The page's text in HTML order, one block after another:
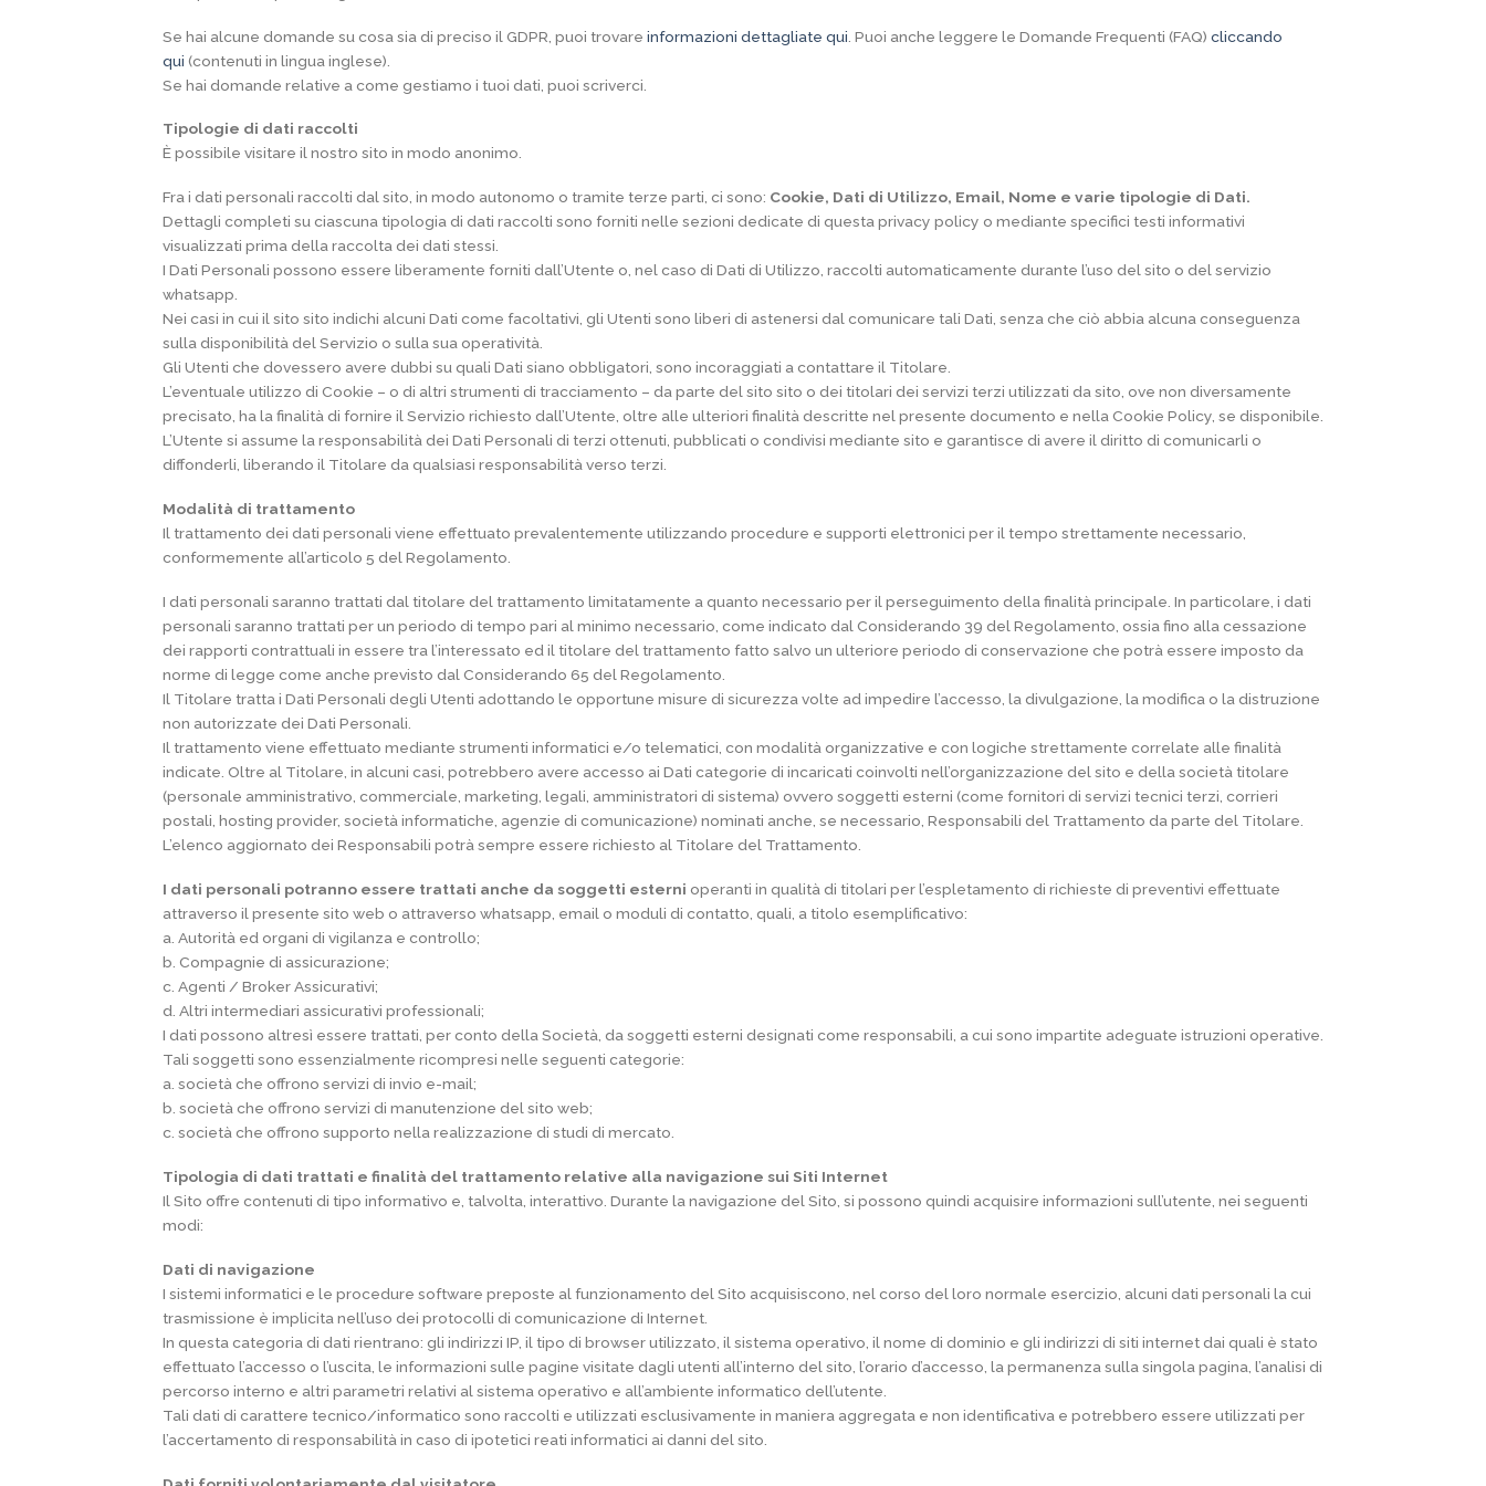
Se hai alcune domande su cosa sia di preciso il GDPR, puoi trovare informazioni dettagliate qui . Puoi anche leggere le Domande Frequenti (FAQ) cliccando
qui (contenuti in lingua inglese).
Se hai domande relative a come gestiamo i tuoi dati, puoi scriverci.
Tipologie di dati raccolti
È possibile visitare il nostro sito in modo anonimo.
Fra i dati personali raccolti dal sito, in modo autonomo o tramite terze parti, ci sono: Cookie, Dati di Utilizzo, Email, Nome e varie tipologie di Dati.
Dettagli completi su ciascuna tipologia di dati raccolti sono forniti nelle sezioni dedicate di questa privacy policy o mediante specifici testi informativi
visualizzati prima della raccolta dei dati stessi.
I Dati Personali possono essere liberamente forniti dall’Utente o, nel caso di Dati di Utilizzo, raccolti automaticamente durante l’uso del sito o del servizio
whatsapp.
Nei casi in cui il sito sito indichi alcuni Dati come facoltativi, gli Utenti sono liberi di astenersi dal comunicare tali Dati, senza che ciò abbia alcuna conseguenza
sulla disponibilità del Servizio o sulla sua operatività.
Gli Utenti che dovessero avere dubbi su quali Dati siano obbligatori, sono incoraggiati a contattare il Titolare.
L’eventuale utilizzo di Cookie – o di altri strumenti di tracciamento – da parte del sito sito o dei titolari dei servizi terzi utilizzati da sito, ove non diversamente
precisato, ha la finalità di fornire il Servizio richiesto dall’Utente, oltre alle ulteriori finalità descritte nel presente documento e nella Cookie Policy, se disponibile.
L’Utente si assume la responsabilità dei Dati Personali di terzi ottenuti, pubblicati o condivisi mediante sito e garantisce di avere il diritto di comunicarli o
diffonderli, liberando il Titolare da qualsiasi responsabilità verso terzi.
Modalità di trattamento
Il trattamento dei dati personali viene effettuato prevalentemente utilizzando procedure e supporti elettronici per il tempo strettamente necessario,
conformemente all’articolo 5 del Regolamento.
I dati personali saranno trattati dal titolare del trattamento limitatamente a quanto necessario per il perseguimento della finalità principale. In particolare, i dati
personali saranno trattati per un periodo di tempo pari al minimo necessario, come indicato dal Considerando 39 del Regolamento, ossia fino alla cessazione
dei rapporti contrattuali in essere tra l’interessato ed il titolare del trattamento fatto salvo un ulteriore periodo di conservazione che potrà essere imposto da
norme di legge come anche previsto dal Considerando 65 del Regolamento.
Il Titolare tratta i Dati Personali degli Utenti adottando le opportune misure di sicurezza volte ad impedire l’accesso, la divulgazione, la modifica o la distruzione
non autorizzate dei Dati Personali.
Il trattamento viene effettuato mediante strumenti informatici e/o telematici, con modalità organizzative e con logiche strettamente correlate alle finalità
indicate. Oltre al Titolare, in alcuni casi, potrebbero avere accesso ai Dati categorie di incaricati coinvolti nell’organizzazione del sito e della società titolare
(personale amministrativo, commerciale, marketing, legali, amministratori di sistema) ovvero soggetti esterni (come fornitori di servizi tecnici terzi, corrieri
postali, hosting provider, società informatiche, agenzie di comunicazione) nominati anche, se necessario, Responsabili del Trattamento da parte del Titolare.
L’elenco aggiornato dei Responsabili potrà sempre essere richiesto al Titolare del Trattamento.
I dati personali potranno essere trattati anche da soggetti esterni operanti in qualità di titolari per l’espletamento di richieste di preventivi effettuate
attraverso il presente sito web o attraverso whatsapp, email o moduli di contatto, quali, a titolo esemplificativo:
a. Autorità ed organi di vigilanza e controllo;
b. Compagnie di assicurazione;
c. Agenti / Broker Assicurativi;
d. Altri intermediari assicurativi professionali;
I dati possono altresì essere trattati, per conto della Società, da soggetti esterni designati come responsabili, a cui sono impartite adeguate istruzioni operative.
Tali soggetti sono essenzialmente ricompresi nelle seguenti categorie:
a. società che offrono servizi di invio e-mail;
b. società che offrono servizi di manutenzione del sito web;
c. società che offrono supporto nella realizzazione di studi di mercato.
Tipologia di dati trattati e finalità del trattamento relative alla navigazione sui Siti Internet
Il Sito offre contenuti di tipo informativo e, talvolta, interattivo. Durante la navigazione del Sito, si possono quindi acquisire informazioni sull’utente, nei seguenti
modi:
Dati di navigazione
I sistemi informatici e le procedure software preposte al funzionamento del Sito acquisiscono, nel corso del loro normale esercizio, alcuni dati personali la cui
trasmissione è implicita nell’uso dei protocolli di comunicazione di Internet.
In questa categoria di dati rientrano: gli indirizzi IP, il tipo di browser utilizzato, il sistema operativo, il nome di dominio e gli indirizzi di siti internet dai quali è stato
effettuato l’accesso o l’uscita, le informazioni sulle pagine visitate dagli utenti all’interno del sito, l’orario d’accesso, la permanenza sulla singola pagina, l’analisi di
percorso interno e altri parametri relativi al sistema operativo e all’ambiente informatico dell’utente.
Tali dati di carattere tecnico/informatico sono raccolti e utilizzati esclusivamente in maniera aggregata e non identificativa e potrebbero essere utilizzati per
l’accertamento di responsabilità in caso di ipotetici reati informatici ai danni del sito.